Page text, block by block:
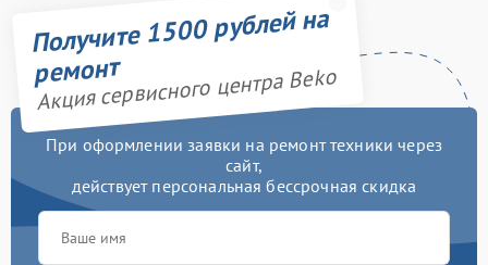
Получите 1500 рублей на
ремонт
Акция сервисного центра Beko
При оформлении заявки на ремонт техники через
сайт,
действует персональная бессрочная скидка